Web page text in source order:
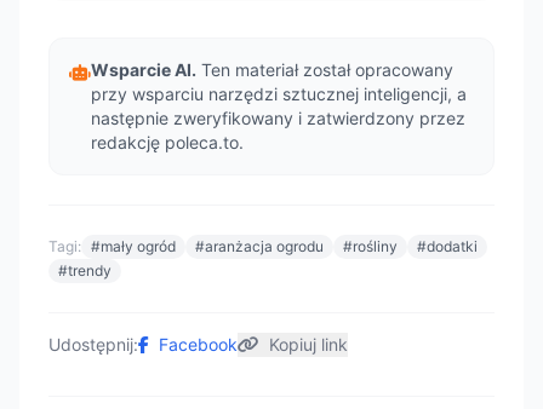
Wsparcie AI. Ten materiał został opracowany
przy wsparciu narzędzi sztucznej inteligencji, a
następnie zweryfikowany i zatwierdzony przez
redakcję poleca.to.
Tagi: #mały ogród #aranżacja ogrodu #rośliny
#dodatki
#trendy
Udostępnij: Facebook Kopiuj link